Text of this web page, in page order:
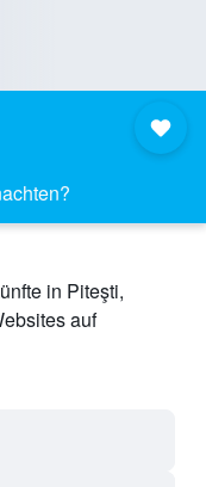
in Piteşti,
auf